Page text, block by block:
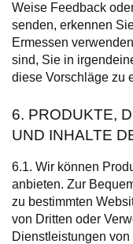
Weise Feedback
senden, erkennen
Ermessen
sind, Sie in
diese Vorschläge zu
6. PRODUKTE,
UND INHALTE
6.1. Wir können
anbieten. Zur
zu bestimmten
von Dritten oder
Dienstleistungen